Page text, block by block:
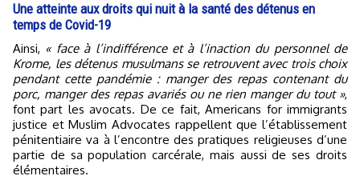
Une atteinte aux droits qui nuit à la santé des détenus en
temps de Covid-19
Ainsi, « face à l’indifférence et à l’inaction du personnel de
Krome, les détenus musulmans se retrouvent avec trois choix
pendant cette pandémie : manger des repas contenant du
porc, manger des repas avariés ou ne rien manger du tout »,
font part les avocats. De ce fait, Americans for immigrants
justice et Muslim Advocates rappellent que l’établissement
pénitentiaire va à l’encontre des pratiques religieuses d’une
partie de sa population carcérale, mais aussi de ses droits
élémentaires.